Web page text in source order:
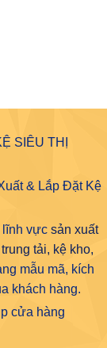
SIÊU THỊ
& Lắp Đặt Kệ
lĩnh vực sản xuất
tải, kệ kho,
mẫu mã, kích
khách hàng.
cửa hàng